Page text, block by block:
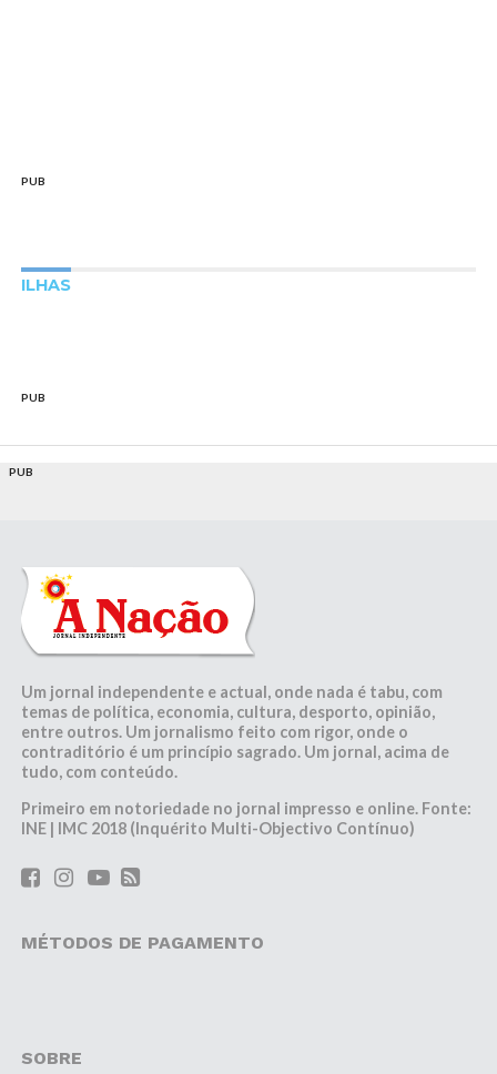
PUB
ILHAS
PUB
PUB
Um jornal independente e actual, onde nada é tabu, com
temas de política, economia, cultura, desporto, opinião,
entre outros. Um jornalismo feito com rigor, onde o
contraditório é um princípio sagrado. Um jornal, acima de
tudo, com conteúdo.
Primeiro em notoriedade no jornal impresso e online. Fonte:
INE | IMC 2018 (Inquérito Multi-Objectivo Contínuo)
MÉTODOS DE PAGAMENTO
SOBRE